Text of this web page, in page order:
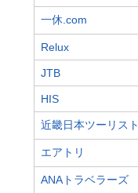
一休.com
Relux
JTB
HIS
近畿日本ツーリスト
エアトリ
ANAトラベラーズ